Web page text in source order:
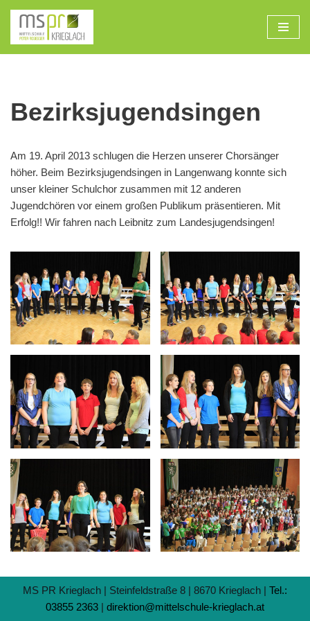
Zum
Inhalt
Bezirksjugendsingen
Am 19. April 2013 schlugen die Herzen unserer Chorsänger
höher. Beim Bezirksjugendsingen in Langenwang konnte sich
unser kleiner Schulchor zusammen mit 12 anderen
Jugendchören vor einem großen Publikum präsentieren. Mit
Erfolg!! Wir fahren nach Leibnitz zum Landesjugendsingen!
MS PR Krieglach | Steinfeldstraße 8 | 8670 Krieglach | Tel.:
03855 2363 | direktion@mittelschule-krieglach.at